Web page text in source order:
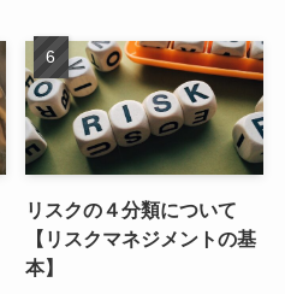
リスクの４分類について
【リスクマネジメントの基
本】